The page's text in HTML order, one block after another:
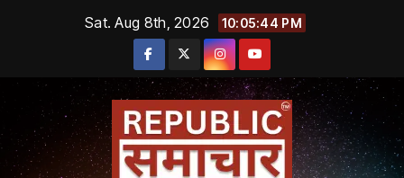
Sat. Aug 8th, 2026 10:05:45 PM